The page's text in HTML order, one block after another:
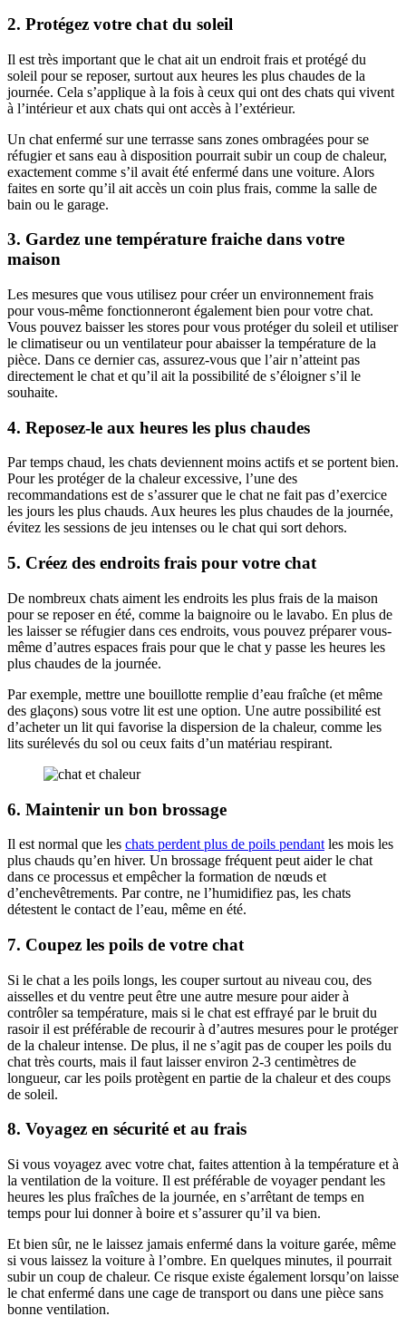
2. Protégez votre chat du soleil
Il est très important que le chat ait un endroit frais et protégé du
soleil pour se reposer, surtout aux heures les plus chaudes de la
journée. Cela s’applique à la fois à ceux qui ont des chats qui vivent
à l’intérieur et aux chats qui ont accès à l’extérieur.
Un chat enfermé sur une terrasse sans zones ombragées pour se
réfugier et sans eau à disposition pourrait subir un coup de chaleur,
exactement comme s’il avait été enfermé dans une voiture. Alors
faites en sorte qu’il ait accès un coin plus frais, comme la salle de
bain ou le garage.
3. Gardez une température fraiche dans votre
maison
Les mesures que vous utilisez pour créer un environnement frais
pour vous-même fonctionneront également bien pour votre chat.
Vous pouvez baisser les stores pour vous protéger du soleil et utiliser
le climatiseur ou un ventilateur pour abaisser la température de la
pièce. Dans ce dernier cas, assurez-vous que l’air n’atteint pas
directement le chat et qu’il ait la possibilité de s’éloigner s’il le
souhaite.
4. Reposez-le aux heures les plus chaudes
Par temps chaud, les chats deviennent moins actifs et se portent bien.
Pour les protéger de la chaleur excessive, l’une des
recommandations est de s’assurer que le chat ne fait pas d’exercice
les jours les plus chauds. Aux heures les plus chaudes de la journée,
évitez les sessions de jeu intenses ou le chat qui sort dehors.
5. Créez des endroits frais pour votre chat
De nombreux chats aiment les endroits les plus frais de la maison
pour se reposer en été, comme la baignoire ou le lavabo. En plus de
les laisser se réfugier dans ces endroits, vous pouvez préparer vous-
même d’autres espaces frais pour que le chat y passe les heures les
plus chaudes de la journée.
Par exemple, mettre une bouillotte remplie d’eau fraîche (et même
des glaçons) sous votre lit est une option. Une autre possibilité est
d’acheter un lit qui favorise la dispersion de la chaleur, comme les
lits surélevés du sol ou ceux faits d’un matériau respirant.
6. Maintenir un bon brossage
Il est normal que les chats perdent plus de poils pendant les mois les
plus chauds qu’en hiver. Un brossage fréquent peut aider le chat
dans ce processus et empêcher la formation de nœuds et
d’enchevêtrements. Par contre, ne l’humidifiez pas, les chats
détestent le contact de l’eau, même en été.
7. Coupez les poils de votre chat
Si le chat a les poils longs, les couper surtout au niveau cou, des
aisselles et du ventre peut être une autre mesure pour aider à
contrôler sa température, mais si le chat est effrayé par le bruit du
rasoir il est préférable de recourir à d’autres mesures pour le protéger
de la chaleur intense. De plus, il ne s’agit pas de couper les poils du
chat très courts, mais il faut laisser environ 2-3 centimètres de
longueur, car les poils protègent en partie de la chaleur et des coups
de soleil.
8. Voyagez en sécurité et au frais
Si vous voyagez avec votre chat, faites attention à la température et à
la ventilation de la voiture. Il est préférable de voyager pendant les
heures les plus fraîches de la journée, en s’arrêtant de temps en
temps pour lui donner à boire et s’assurer qu’il va bien.
Et bien sûr, ne le laissez jamais enfermé dans la voiture garée, même
si vous laissez la voiture à l’ombre. En quelques minutes, il pourrait
subir un coup de chaleur. Ce risque existe également lorsqu’on laisse
le chat enfermé dans une cage de transport ou dans une pièce sans
bonne ventilation.